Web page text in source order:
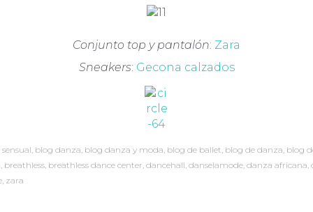
Conjunto top y pantalón: Zara
Sneakers: Gecona calzados
, blog danza, blog danza y moda, blog de ballet, blog de danza, blog
, breathless, breathless dance center, dancehall, danselamode, danza africana,
, zara